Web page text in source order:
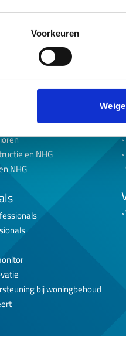
Voorkeuren
met vast contract
en NHG
NHG
bij woningbehoud